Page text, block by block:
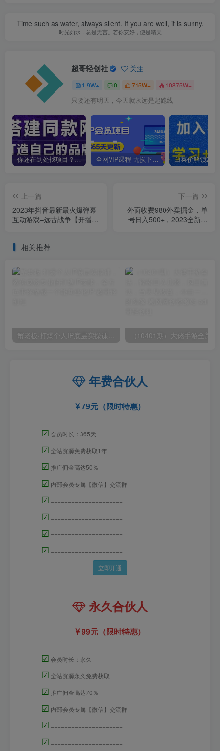
Time such as water, always silent. If you are well, it is sunny.
时光如水，总是无言。若你安好，便是晴天
超哥轻创社 关注
1.9W+ 0 715W+ 10875W+
只要还有明天，今天就永远是起跑线
你还在到处找项目？还在当韭菜？我靠卖项目一个月收入5万+，曾经我也是个失败者。 全网VIP课程 无损下载~
上一篇
2023年抖音最新最火爆弹幕
互动游戏–远古战争【开播教
建指导】
下一篇
外面收费980外卖掘金，单
号日入500+，2023全新项
相关推荐
蟹老板·打爆个人IP底层实操课，教你成熟专业的打造IP技能，全方位带你做成一个能商业化IP
年费合伙人
79元（限时特惠）
☑ 会员时长：365天
☑ 全站资源免费获取1年
☑ 推广佣金高达50％
☑ 内部会员专属【微信】交流群
☑ =====================
☑ =====================
☑ =====================
☑ =====================
立即开通
永久合伙人
99元（限时特惠）
☑ 会员时长：永久
☑ 全站资源永久免费获取
☑ 推广佣金高达70％
☑ 内部会员专属【微信】交流群
☑ =====================
☑ =====================